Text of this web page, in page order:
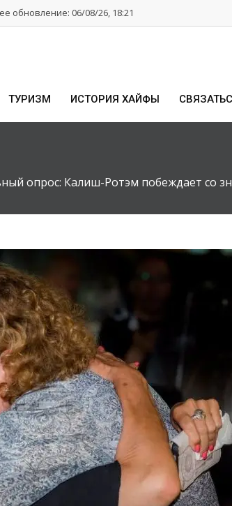
обновление: 06/08/26, 18:21
ТУРИЗМ ИСТОРИЯ ХАЙФЫ
опрос: Калиш-Ротэм побеждает со